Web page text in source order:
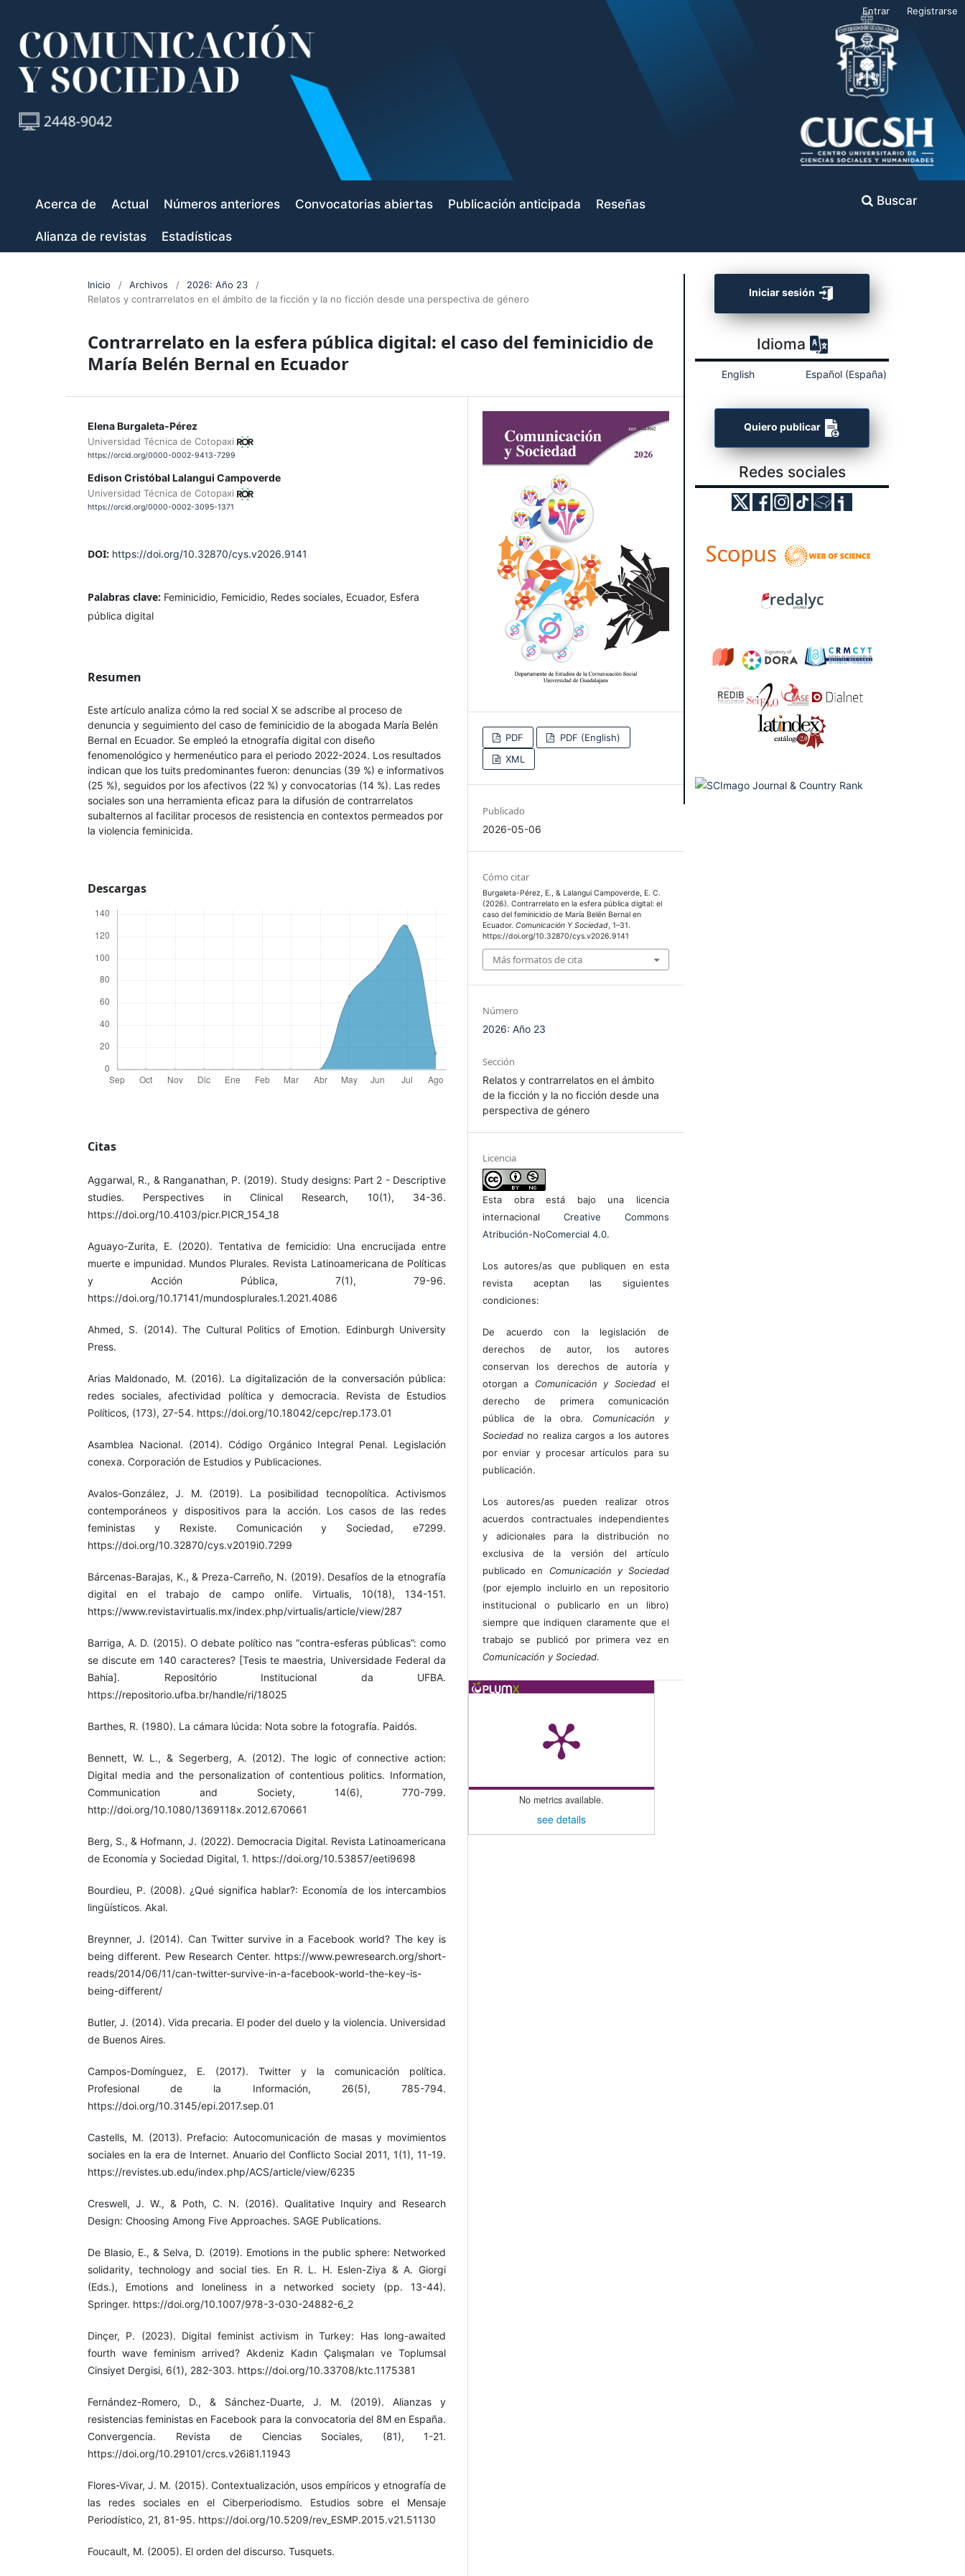
Acerca de Actual Números anteriores Convocatorias abiertas Publicación anticipada Reseñas
Alianza de revistas Estadísticas
Buscar
Entrar Registrarse
Inicio / Archivos / 2026: Año 23
/
Relatos y contrarrelatos en el ámbito de la ficción y la no ficción desde una perspectiva de género
Contrarrelato en la esfera pública digital: el caso del feminicidio de
María Belén Bernal en Ecuador
Elena Burgaleta-Pérez
Universidad Técnica de Cotopaxi
https://orcid.org/0000-0002-9413-7299
Edison Cristóbal Lalangui Campoverde
Universidad Técnica de Cotopaxi
https://orcid.org/0000-0002-3095-1371
DOI: https://doi.org/10.32870/cys.v2026.9141
Palabras clave: Feminicidio, Femicidio, Redes sociales, Ecuador, Esfera
pública digital
Resumen
Este artículo analiza cómo la red social X se adscribe al proceso de
denuncia y seguimiento del caso de feminicidio de la abogada María Belén
Bernal en Ecuador. Se empleó la etnografía digital con diseño
fenomenológico y hermenéutico para el periodo 2022-2024. Los resultados
indican que los tuits predominantes fueron: denuncias (39 %) e informativos
(25 %), seguidos por los afectivos (22 %) y convocatorias (14 %). Las redes
sociales son una herramienta eficaz para la difusión de contrarrelatos
subalternos al facilitar procesos de resistencia en contextos permeados por
la violencia feminicida.
Descargas
Citas
Aggarwal, R., & Ranganathan, P. (2019). Study designs: Part 2 - Descriptive
studies. Perspectives in Clinical Research, 10(1), 34-36.
https://doi.org/10.4103/picr.PICR_154_18
Aguayo-Zurita, E. (2020). Tentativa de femicidio: Una encrucijada entre
muerte e impunidad. Mundos Plurales. Revista Latinoamericana de Políticas
y Acción Pública, 7(1), 79-96.
https://doi.org/10.17141/mundosplurales.1.2021.4086
Ahmed, S. (2014). The Cultural Politics of Emotion. Edinburgh University
Press.
Arias Maldonado, M. (2016). La digitalización de la conversación pública:
redes sociales, afectividad política y democracia. Revista de Estudios
Políticos, (173), 27-54. https://doi.org/10.18042/cepc/rep.173.01
Asamblea Nacional. (2014). Código Orgánico Integral Penal. Legislación
conexa. Corporación de Estudios y Publicaciones.
Avalos-González, J. M. (2019). La posibilidad tecnopolítica. Activismos
contemporáneos y dispositivos para la acción. Los casos de las redes
feministas y Rexiste. Comunicación y Sociedad, e7299.
https://doi.org/10.32870/cys.v2019i0.7299
Bárcenas-Barajas, K., & Preza-Carreño, N. (2019). Desafíos de la etnografía
digital en el trabajo de campo onlife. Virtualis, 10(18), 134-151.
https://www.revistavirtualis.mx/index.php/virtualis/article/view/287
Barriga, A. D. (2015). O debate político nas “contra-esferas públicas”: como
se discute em 140 caracteres? [Tesis te maestria, Universidade Federal da
Bahia]. Repositório Institucional da UFBA.
https://repositorio.ufba.br/handle/ri/18025
Barthes, R. (1980). La cámara lúcida: Nota sobre la fotografía. Paidós.
Bennett, W. L., & Segerberg, A. (2012). The logic of connective action:
Digital media and the personalization of contentious politics. Information,
Communication and Society, 14(6), 770-799.
http://doi.org/10.1080/1369118x.2012.670661
Berg, S., & Hofmann, J. (2022). Democracia Digital. Revista Latinoamericana
de Economía y Sociedad Digital, 1. https://doi.org/10.53857/eeti9698
Bourdieu, P. (2008). ¿Qué significa hablar?: Economía de los intercambios
lingüísticos. Akal.
Breynner, J. (2014). Can Twitter survive in a Facebook world? The key is
being different. Pew Research Center. https://www.pewresearch.org/short-
reads/2014/06/11/can-twitter-survive-in-a-facebook-world-the-key-is-
being-different/
Butler, J. (2014). Vida precaria. El poder del duelo y la violencia. Universidad
de Buenos Aires.
Campos-Domínguez, E. (2017). Twitter y la comunicación política.
Profesional de la Información, 26(5), 785-794.
https://doi.org/10.3145/epi.2017.sep.01
Castells, M. (2013). Prefacio: Autocomunicación de masas y movimientos
sociales en la era de Internet. Anuario del Conflicto Social 2011, 1(1), 11-19.
https://revistes.ub.edu/index.php/ACS/article/view/6235
Creswell, J. W., & Poth, C. N. (2016). Qualitative Inquiry and Research
Design: Choosing Among Five Approaches. SAGE Publications.
De Blasio, E., & Selva, D. (2019). Emotions in the public sphere: Networked
solidarity, technology and social ties. En R. L. H. Eslen-Ziya & A. Giorgi
(Eds.), Emotions and loneliness in a networked society (pp. 13-44).
Springer. https://doi.org/10.1007/978-3-030-24882-6_2
Dinçer, P. (2023). Digital feminist activism in Turkey: Has long-awaited
fourth wave feminism arrived? Akdeniz Kadın Çalışmaları ve Toplumsal
Cinsiyet Dergisi, 6(1), 282-303. https://doi.org/10.33708/ktc.1175381
Fernández-Romero, D., & Sánchez-Duarte, J. M. (2019). Alianzas y
resistencias feministas en Facebook para la convocatoria del 8M en España.
Convergencia. Revista de Ciencias Sociales, (81), 1-21.
https://doi.org/10.29101/crcs.v26i81.11943
Flores-Vivar, J. M. (2015). Contextualización, usos empíricos y etnografía de
las redes sociales en el Ciberperiodismo. Estudios sobre el Mensaje
Periodístico, 21, 81-95. https://doi.org/10.5209/rev_ESMP.2015.v21.51130
Foucault, M. (2005). El orden del discurso. Tusquets.
PDF
PDF (English)
XML
Publicado
2026-05-06
Cómo citar
Burgaleta-Pérez, E., & Lalangui Campoverde, E. C.
(2026). Contrarrelato en la esfera pública digital: el
caso del feminicidio de María Belén Bernal en
Ecuador.Comunicación Y Sociedad , 1–31.
https://doi.org/10.32870/cys.v2026.9141
Más formatos de cita
Número
2026: Año 23
Sección
Relatos y contrarrelatos en el ámbito
de la ficción y la no ficción desde una
perspectiva de género
Licencia
Esta obra está bajo una licencia
internacional Creative Commons
Atribución-NoComercial 4.0.
Los autores/as que publiquen en esta
revista aceptan las siguientes
condiciones:
De acuerdo con la legislación de
derechos de autor, los autores
conservan los derechos de autoría y
otorgan a Comunicación y Sociedadel
derecho de primera comunicación
pública de la obra. Comunicación y
Sociedad no realiza cargos a los autores
por enviar y procesar artículos para su
publicación.
Los autores/as pueden realizar otros
acuerdos contractuales independientes
y adicionales para la distribución no
exclusiva de la versión del artículo
publicado en Comunicación y Sociedad
(por ejemplo incluirlo en un repositorio
institucional o publicarlo en un libro)
siempre que indiquen claramente que el
trabajo se publicó por primera vez en
Comunicación y Sociedad.
No metrics available.
see details
Iniciar sesión
Idioma
English Español (España)
Quiero publicar
Redes sociales